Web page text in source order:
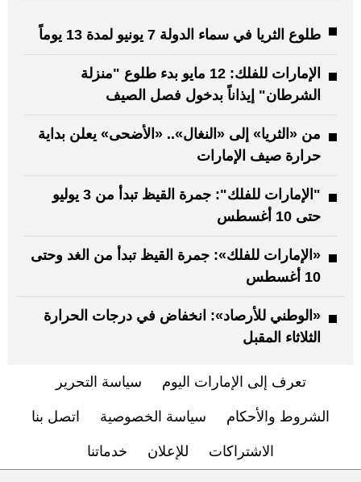
طلوع الثريا في سماء الدولة 7 يونيو لمدة 13 يوماً
الإمارات للفلك: 12 مايو بدء طلوع "منزلة
الشرطان" إيذاناً بدخول فصل الصيف
من «الثريا» إلى «النغال».. «الأضحى» يعلن بداية
حرارة صيف الإمارات
"الإمارات للفلك": جمرة القيظ تبدأ من 3 يوليو
حتى 10 أغسطس
«الإمارات للفلك»: جمرة القيظ تبدأ من الغد وحتى
10 أغسطس
«الوطني للأرصاد»: انخفاض في درجات الحرارة
الثلاثاء المقبل
تعرف إلى الإمارات اليوم سياسة التحرير
الشروط والأحكام سياسة الخصوصية اتصل بنا
الاشتراكات للإعلان خدماتنا